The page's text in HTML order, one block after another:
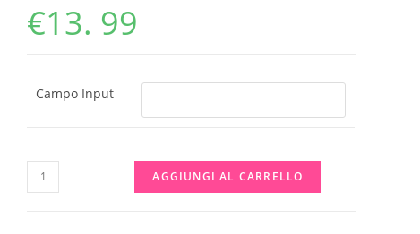
€13. 99
Campo Input
Borsa
MU
AGGIUNGI AL CARRELLO